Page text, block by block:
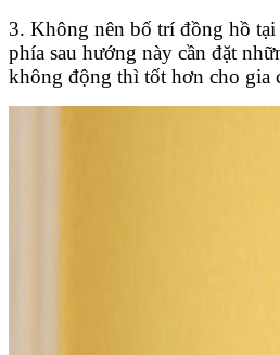
3. Không nên bố trí đồng hồ
phía sau hướng này cần đặt
không động thì tốt hơn cho gia